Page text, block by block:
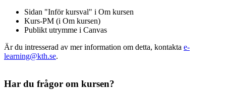
Sidan "Inför kursval" i Om kursen
Kurs-PM (i Om kursen)
Publikt utrymme i Canvas
Är du intresserad av mer information om detta, kontakta e-
learning@kth.se.
Har du frågor om kursen?